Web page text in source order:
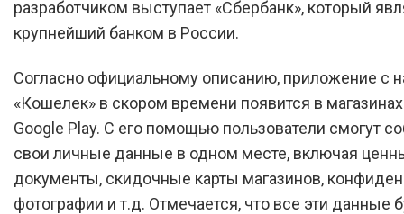
iOS и Android
разработчиком выступает «Сбербанк», который
крупнейший банком в России.
Согласно официальному описанию, приложение с
«Кошелек» в скором времени появится в
Google Play. С его помощью пользователи смогут
свои личные данные в одном месте, включая
документы, скидочные карты магазинов,
фотографии и т.д. Отмечается, что все эти данные